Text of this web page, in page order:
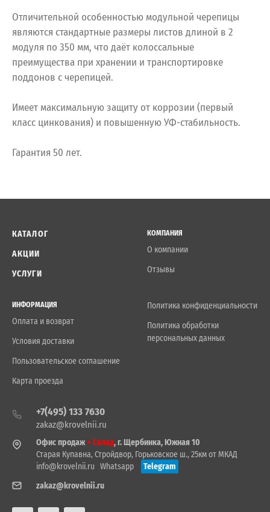
Отличительной особенностью модульной черепицы
являются стандартные размеры листов длиной в 2
модуля по 350 мм, что даёт колоссальные
преимущества при хранении и транспортировке
поддонов с черепицей.
Имеет максимальную защиту от коррозии (первый
класс цинкования) и повышенную УФ-стабильность.
Гарантия 50 лет.
КАТАЛОГ
АКЦИИ
УСЛУГИ
КОМПАНИЯ
О компании
Отзывы
ИНФОРМАЦИЯ
Оплата и возврат
Условия доставки
Пользовательское соглашение
Карта проезда
Политика конфиденциальности
Политика обработки
персональных данных
+7(495) 133 7630
zakaz@krovelnii.ru
Офис продаж+ Склад, г. Щербинка, Южная 10
Старая Купавна, Стройдвор, Горьковское ш., 25км от МКАД
info@krovelnii.ru Whatsapp
Telegram
zakaz@krovelnii.ru